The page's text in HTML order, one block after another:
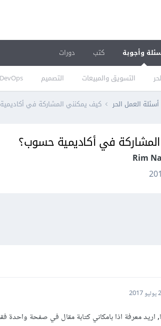
وأجوبة
التسويق والمبيعات التصميم DevOps
كتب دورات
أسئلة العمل الحر كيف يمكنني المشاركة في
في أكاديمية حسوب؟
اريد معرفة اذا بامكاني كتابة مقال في صفحة